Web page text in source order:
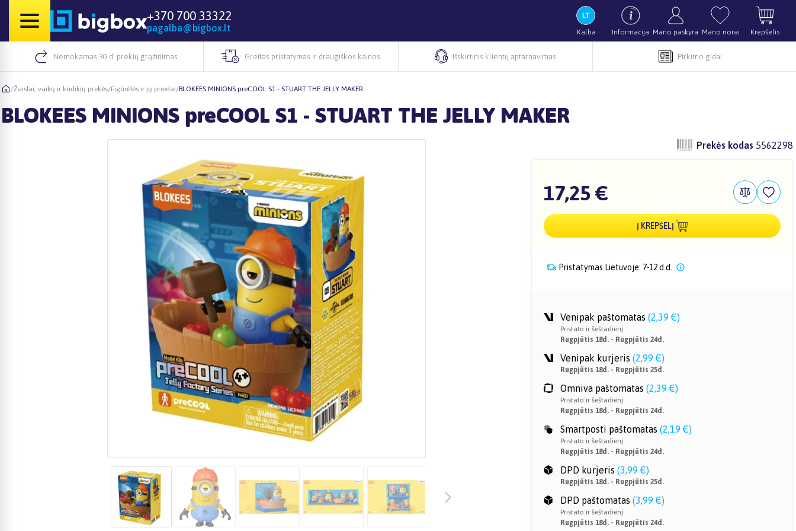
+370 700 33322
pagalba@bigbox.lt Kalba Informacija Mano paskyra Mano norai Krepšelis
Nemokamas 30 d. prekių grąžinimas Greitas pristatymas ir draugiškos kainos Išskirtinis klientų aptarnavimas Pirkimo gidai
/Žaislai, vaikų ir kūdikių prekės/Figūrėlės ir jų priedai/BLOKEES MINIONS preCOOL S1 - STUART THE JELLY MAKER
BLOKEES MINIONS preCOOL S1 - STUART THE JELLY MAKER
Prekės kodas 5562298
17,25 €
Į KREPŠELĮ
Pristatymas Lietuvoje: 7-12 d.d.
Venipak paštomatas (2,39 €)
Pristato ir šeštadienį
Rugpjūtis 18d. - Rugpjūtis 24d.
Venipak kurjeris (2,99 €)
Rugpjūtis 18d. - Rugpjūtis 25d.
Omniva paštomatas (2,39 €)
Pristato ir šeštadienį
Rugpjūtis 18d. - Rugpjūtis 24d.
Smartposti paštomatas (2,19 €)
Pristato ir šeštadienį
Rugpjūtis 18d. - Rugpjūtis 24d.
DPD kurjeris (3,99 €)
Rugpjūtis 18d. - Rugpjūtis 25d.
DPD paštomatas (3,99 €)
Pristato ir šeštadienį
Rugpjūtis 18d. - Rugpjūtis 24d.